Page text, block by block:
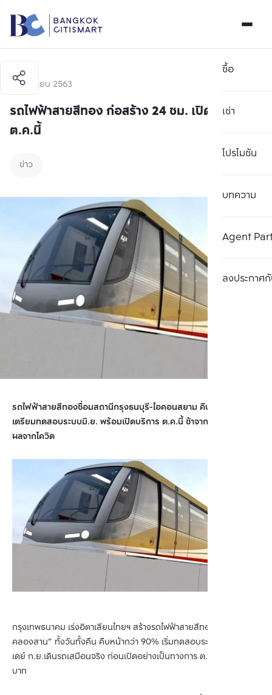
ซื้อ
เช่า
โปรโมชัน
บทความ
Agent
ลงประกาศกั
30 เมษายน 2563
รถไฟฟ้าสายสีทอง ก่อสร้าง 24 ชม. เปิดเดินรถ
ต.ค.นี้
ข่าว
รถไฟฟ้าสายสีทองชื่อมสถานีกรุงธนบุรี-ไอคอนสยาม คืบหน้า 91%
เตรียมทดสอบระบบมิ.ย. พร้อมเปิดบริการ ต.ค.นี้ ช้าจากแผนเล็กน้อย
ผลจากโควิด
กรุงเทพธนาคม เร่งอิตาเลียนไทยฯ สร้างรถไฟฟ้าสายสีทอง “กรุงธนบุรี-
คลองสาน” ทั้งวันทั้งคืน คืบหน้ากว่า 90% เริ่มทดสอบระบบ มิ.ย.นี้ ดี
เดย์ ก.ย.เดินรถเสมือนจริง ก่อนเปิดอย่างเป็นทางการ ต.ค.นี้ ค่าตั๋ว 15
บาท